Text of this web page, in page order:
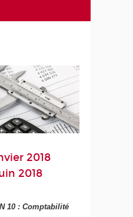
2018
2018
10 : Comptabilité